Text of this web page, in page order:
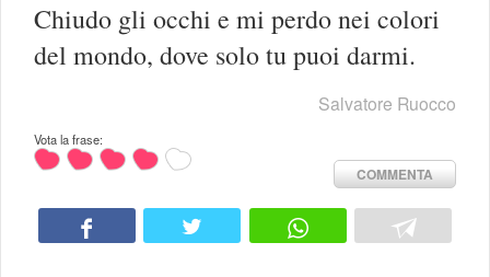
Chiudo gli occhi e mi perdo nei colori
del mondo, dove solo tu puoi darmi.
Salvatore Ruocco
Vota la frase:
COMMENTA